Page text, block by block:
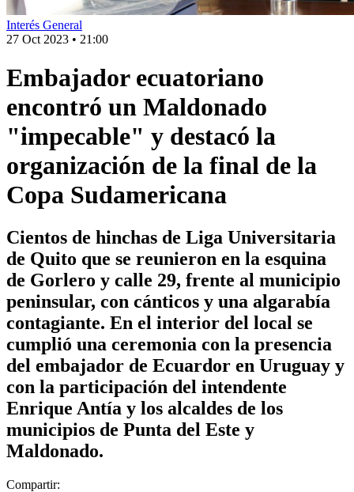
Interés General
27 Oct 2023 • 21:00
Embajador ecuatoriano
encontró un Maldonado
"impecable" y destacó la
organización de la final de la
Copa Sudamericana
Cientos de hinchas de Liga Universitaria
de Quito que se reunieron en la esquina
de Gorlero y calle 29, frente al municipio
peninsular, con cánticos y una algarabía
contagiante. En el interior del local se
cumplió una ceremonia con la presencia
del embajador de Ecuardor en Uruguay y
con la participación del intendente
Enrique Antía y los alcaldes de los
municipios de Punta del Este y
Maldonado.
Compartir: